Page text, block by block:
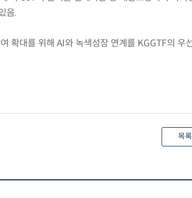
음.
확대를 위해 AI와 녹색성장 연계를 KGGTF의 우
목록